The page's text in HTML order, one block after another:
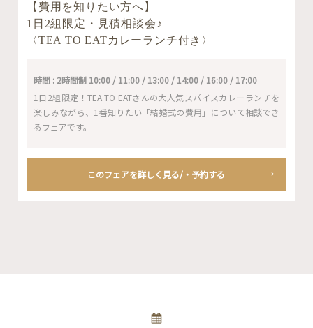
【費用を知りたい方へ】
1日2組限定・見積相談会♪
〈TEA TO EATカレーランチ付き〉
時間 : 2時間制 10:00 / 11:00 / 13:00 / 14:00 / 16:00 / 17:00
1日2組限定！TEA TO EATさんの大人気スパイスカレーランチを
楽しみながら、1番知りたい「結婚式の費用」について相談でき
るフェアです。
このフェアを詳しく見る/・予約する